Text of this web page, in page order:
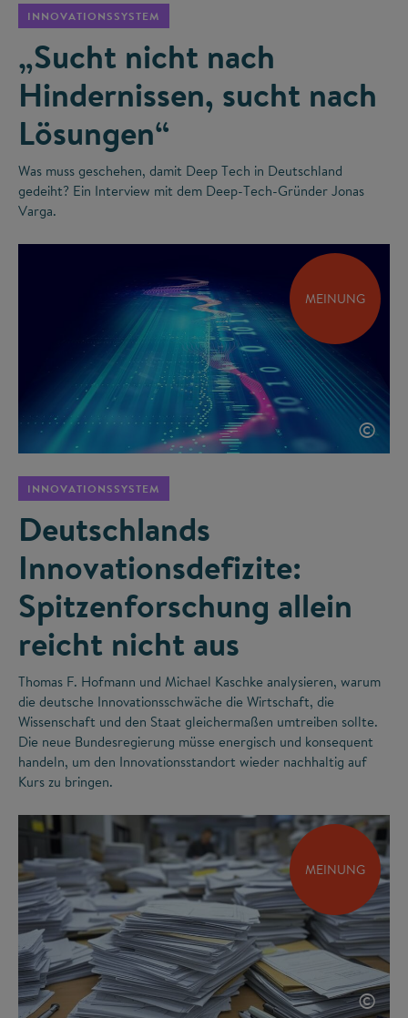
INNOVATIONSSYSTEM
„Sucht nicht nach
Hindernissen, sucht nach
Lösungen“
Was muss geschehen, damit Deep Tech in Deutschland
gedeiht? Ein Interview mit dem Deep-Tech-Gründer Jonas
Varga.
MEINUNG
©
INNOVATIONSSYSTEM
Deutschlands
Innovationsdefizite:
Spitzenforschung allein
reicht nicht aus
Thomas F. Hofmann und Michael Kaschke analysieren, warum
die deutsche Innovationsschwäche die Wirtschaft, die
Wissenschaft und den Staat gleichermaßen umtreiben sollte.
Die neue Bundesregierung müsse energisch und konsequent
handeln, um den Innovationsstandort wieder nachhaltig auf
Kurs zu bringen.
MEINUNG
©